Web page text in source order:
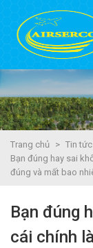
Trang chủ > Tin tức
Bạn đúng hay sai
đúng và mất bao
Bạn đúng
cái chính